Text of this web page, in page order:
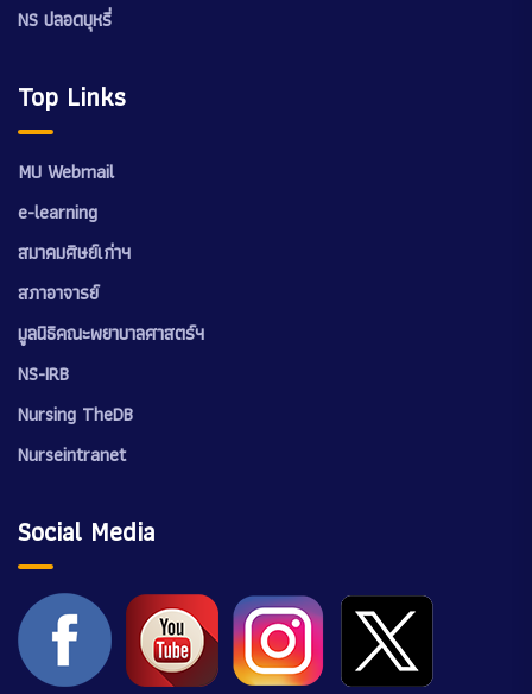
NS ปลอดบุหรี่
Top Links
MU Webmail
e-learning
สมาคมศิษย์เก่าฯ
สภาอาจารย์
มูลนิธิคณะพยาบาลศาสตร์ฯ
NS-IRB
Nursing TheDB
Nurseintranet
Social Media